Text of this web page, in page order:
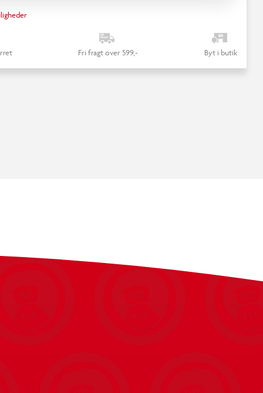
Fri fragt over 599,- Byt i butik